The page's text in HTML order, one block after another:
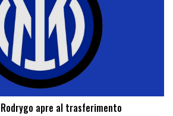
apre al trasferimento